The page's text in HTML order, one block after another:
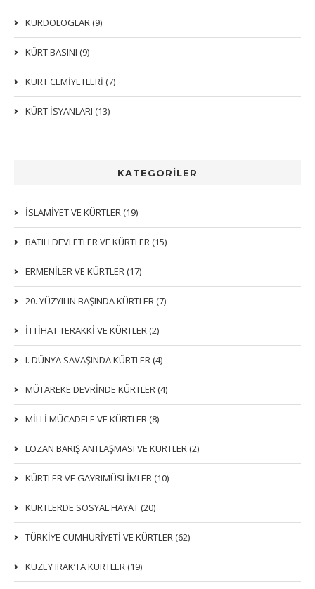
KATEGORİLER
İSLAMIYET VE KÜRTLER (19)
BATILI DEVLETLER VE KÜRTLER (15)
ERMENİLER VE KÜRTLER (17)
20. YÜZYILIN BAŞINDA KÜRTLER (7)
İTTIHAT TERAKKI VE KÜRTLER (2)
I. DÜNYA SAVAŞINDA KÜRTLER (4)
MÜTAREKE DEVRİNDE KÜRTLER (4)
MİLLİ MÜCADELE VE KÜRTLER (8)
LOZAN BARIŞ ANTLAŞMASI VE KÜRTLER (2)
KÜRTLER VE GAYRIMÜSLIMLER (10)
KÜRTLERDE SOSYAL HAYAT (20)
TÜRKİYE CUMHURİYETİ VE KÜRTLER (62)
KUZEY IRAK’TA KÜRTLER (19)
KÜRDOLOGLAR (9)
KÜRT BASINI (9)
KÜRT CEMİYETLERİ (7)
KÜRT İSYANLARI (13)